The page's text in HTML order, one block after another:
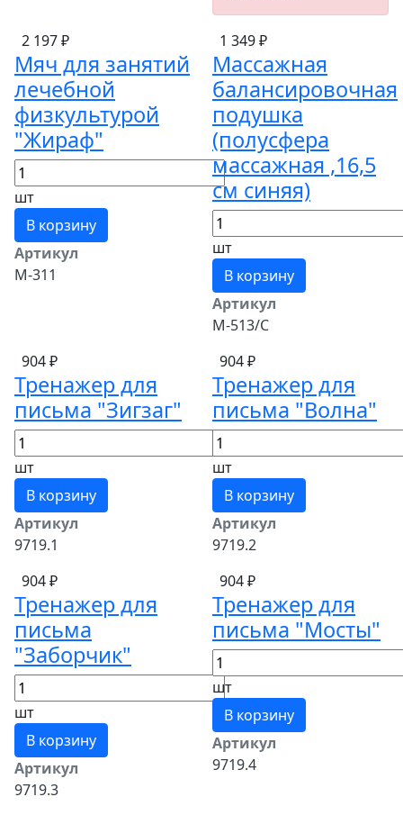
2 197 ₽
Мяч для занятий
лечебной
физкультурой
"Жираф"
шт
В корзину
Артикул
М-311
1 349 ₽
Массажная
балансировочная
подушка
(полусфера
массажная ,16,5
см синяя)
шт
В корзину
Артикул
М-513/С
904 ₽
Тренажер для
письма "Зигзаг"
шт
В корзину
Артикул
9719.1
904 ₽
Тренажер для
письма "Волна"
шт
В корзину
Артикул
9719.2
904 ₽
Тренажер для
письма
"Заборчик"
шт
В корзину
Артикул
9719.3
904 ₽
Тренажер для
письма "Мосты"
шт
В корзину
Артикул
9719.4